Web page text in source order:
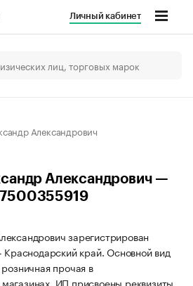
Личный кабинет
Александрович
Александрович —
зарегистрирован
край. Основной вид
прочая в
ИП присвоены реквизиты